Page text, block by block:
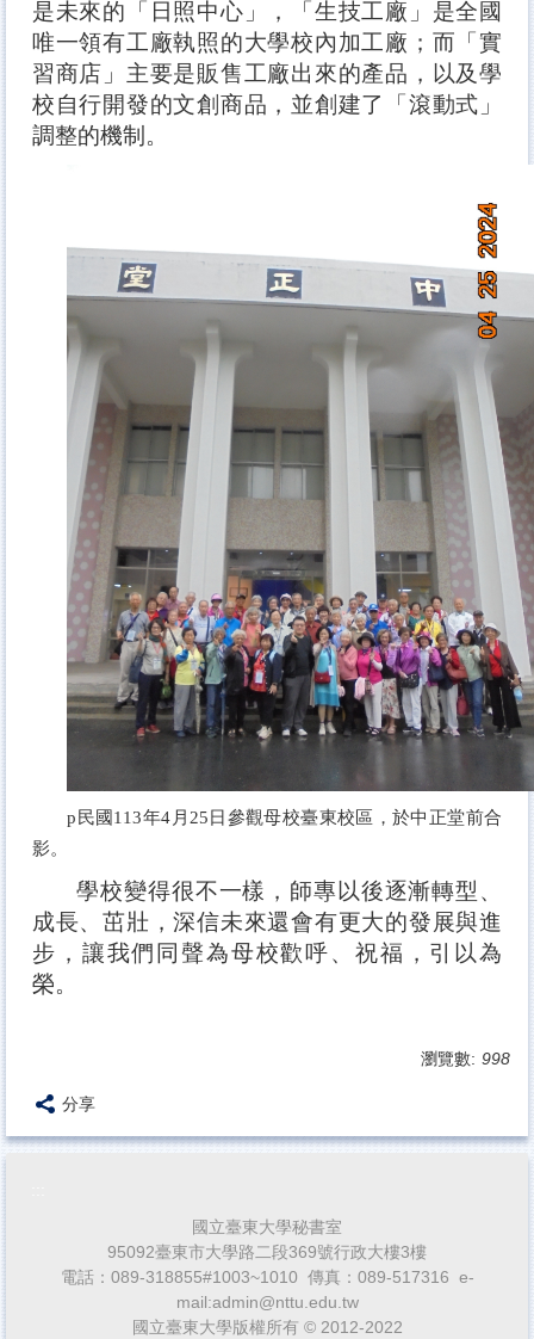
是未來的「日照中心」，「生技工廠」是全國
唯一領有工廠執照的大學校內加工廠；而「實
習商店」主要是販售工廠出來的產品，以及學
校自行開發的文創商品，並創建了「滾動式」
調整的機制。
p 民國113年4月25日參觀母校臺東校區，於中正堂前合
影。
學校變得很不一樣，師專以後逐漸轉型、
成長、茁壯，深信未來還會有更大的發展與進
步，讓我們同聲為母校歡呼、祝福，引以為
榮。
瀏覽數: 998
分享
國立臺東大學秘書室
95092臺東市大學路二段369號行政大樓3樓
電話：089-318855#1003~1010 傳真：089-517316 e-
mail:admin@nttu.edu.tw
國立臺東大學版權所有 © 2012-2022